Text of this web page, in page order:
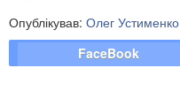
Опублікував: Олег Устименко
FaceBook